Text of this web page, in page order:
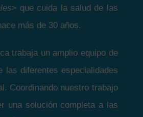
> que cuida la salud de las
más de 30 años.
trabaja un amplio equipo de
las diferentes especialidades
Coordinando nuestro trabajo
una solución completa a las